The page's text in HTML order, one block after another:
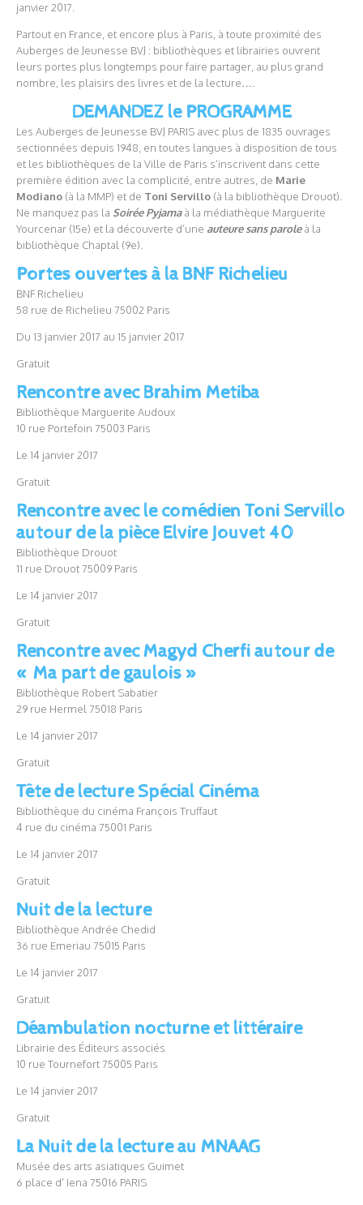
janvier 2017.
Partout en France, et encore plus à Paris, à toute proximité des
Auberges de Jeunesse BVJ : bibliothèques et librairies ouvrent
leurs portes plus longtemps pour faire partager, au plus grand
nombre, les plaisirs des livres et de la lecture….
DEMANDEZ le PROGRAMME
Les Auberges de Jeunesse BVJ PARIS avec plus de 1835 ouvrages
sectionnées depuis 1948, en toutes langues à disposition de tous
et les bibliothèques de la Ville de Paris s’inscrivent dans cette
première édition avec la complicité, entre autres, de Marie
Modiano (à la MMP) et de Toni Servillo (à la bibliothèque Drouot).
Ne manquez pas la Soirée Pyjamaà la médiathèque Marguerite
Yourcenar (15e) et la découverte d’une auteure sans paroleà la
bibliothèque Chaptal (9e).
Portes ouvertes à la BNF Richelieu
BNF Richelieu
58 rue de Richelieu 75002 Paris
Du 13 janvier 2017 au 15 janvier 2017
Gratuit
Rencontre avec Brahim Metiba
Bibliothèque Marguerite Audoux
10 rue Portefoin 75003 Paris
Le 14 janvier 2017
Gratuit
Rencontre avec le comédien Toni Servillo
autour de la pièce Elvire Jouvet 40
Bibliothèque Drouot
11 rue Drouot 75009 Paris
Le 14 janvier 2017
Gratuit
Rencontre avec Magyd Cherfi autour de
« Ma part de gaulois »
Bibliothèque Robert Sabatier
29 rue Hermel 75018 Paris
Le 14 janvier 2017
Gratuit
Tête de lecture Spécial Cinéma
Bibliothèque du cinéma François Truffaut
4 rue du cinéma 75001 Paris
Le 14 janvier 2017
Gratuit
Nuit de la lecture
Bibliothèque Andrée Chedid
36 rue Emeriau 75015 Paris
Le 14 janvier 2017
Gratuit
Déambulation nocturne et littéraire
Librairie des Éditeurs associés
10 rue Tournefort 75005 Paris
Le 14 janvier 2017
Gratuit
La Nuit de la lecture au MNAAG
Musée des arts asiatiques Guimet
6 place d’ Iena 75016 PARIS